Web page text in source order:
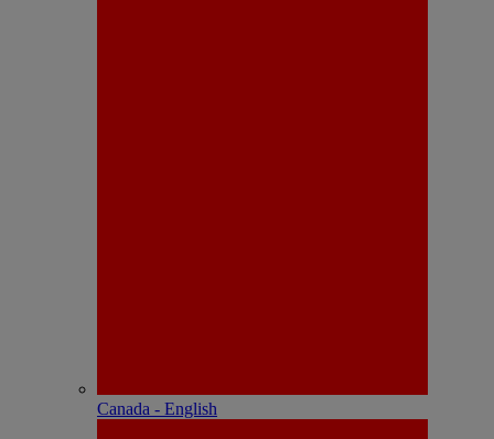
Canada - English